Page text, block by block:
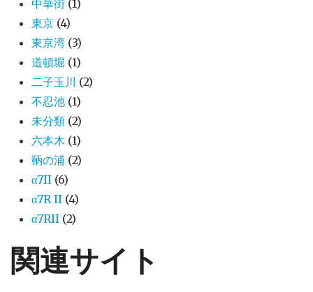
中華街 (1)
東京 (4)
東京湾 (3)
道頓堀 (1)
二子玉川 (2)
不忍池 (1)
未分類 (2)
六本木 (1)
鞆の浦 (2)
α7II (6)
α7R II (4)
α7RII (2)
関連サイト